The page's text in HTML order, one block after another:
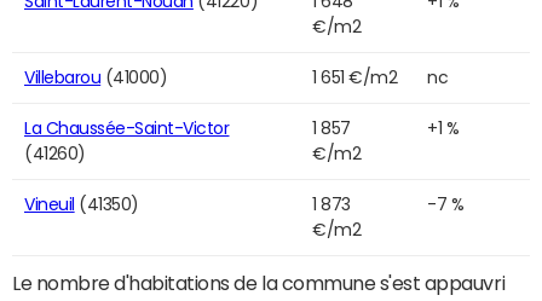
€/m2
Villebarou (41000) 1 651 €/m2 nc
La Chaussée-Saint-Victor
(41260)
1 857
€/m2
+1 %
Vineuil (41350)
1 873
€/m2
-7 %
Le nombre d'habitations de la commune s'est appauvri